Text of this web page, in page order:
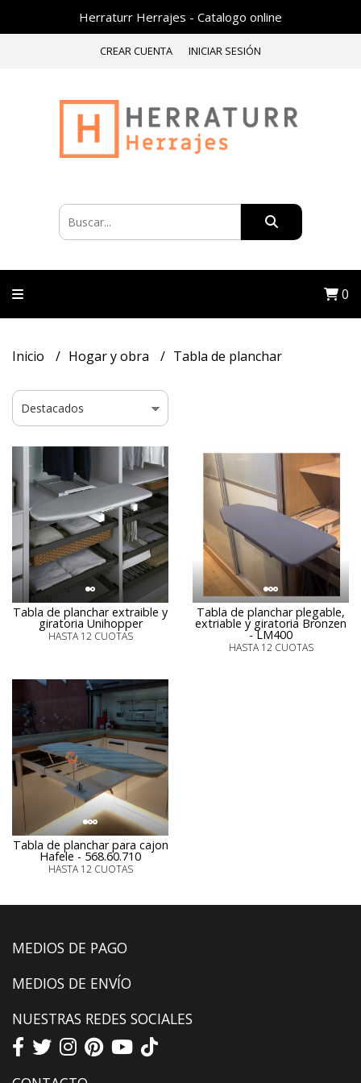
Herraturr Herrajes - Catalogo online
CREAR CUENTA INICIAR SESIÓN
0
Inicio Hogar y obra Tabla de planchar
Tabla de planchar extraible y
giratoria Unihopper
HASTA 12 CUOTAS
Tabla de planchar plegable,
extriable y giratoria Bronzen
- LM400
HASTA 12 CUOTAS
Tabla de planchar para cajon
Hafele - 568.60.710
HASTA 12 CUOTAS
MEDIOS DE PAGO
MEDIOS DE ENVÍO
NUESTRAS REDES SOCIALES